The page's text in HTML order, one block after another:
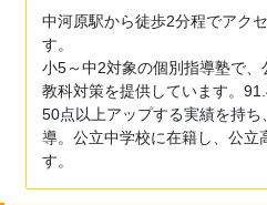
中河原駅から徒歩2分程でアク
す。
小5～中2対象の個別指導塾で
教科対策を提供しています。
50点以上アップする実績を持
導。公立中学校に在籍し、公立
す。